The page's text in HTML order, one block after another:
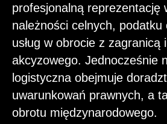
profesjonalną reprezentację
należności celnych, podatku
usług w obrocie z zagranicą
akcyzowego. Jednocześnie
logistyczna obejmuje
uwarunkowań prawnych, a
obrotu międzynarodowego.